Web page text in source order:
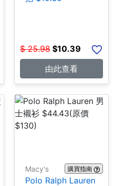
$ 25.98 $10.39
由此查看
Macy's 購買指南
Polo Ralph Lauren